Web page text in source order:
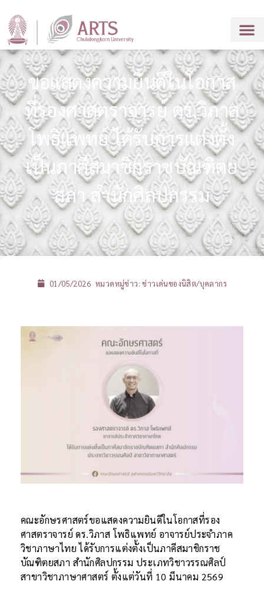
ขอแสดงความยินดีในโอกาส
ที่รองศาสตราจารย์ ดร.วิภาส
โพธิแพทย์ ได้รับการแต่งตั้ง
เป็นภาคีสมาชิกราชบัณฑิตย
สภา สำนักศิลปกรรม
01/05/2026 หมวดหมู่ข่าว:ข่าวเด่นของนิสิต/บุคลากร
คณะอักษรศาสตร์ขอแสดงความยินดีในโอกาสที่รอง
ศาสตราจารย์ ดร.วิภาส โพธิแพทย์ อาจารย์ประจำภาค
วิชาภาษาไทย ได้รับการแต่งตั้งเป็นภาคีสมาชิกราช
บัณฑิตยสภา สำนักศิลปกรรม ประเภทวิชาวรรณศิลป์
สาขาวิชาภาษาศาสตร์ ตั้งแต่วันที่ 10 มีนาคม 2569